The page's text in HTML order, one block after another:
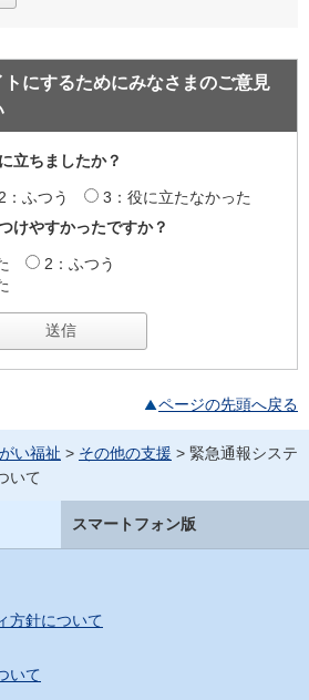
にするためにみなさまのご意見
立ちましたか？
2：ふつう
3：役に立たなかった
けやすかったですか？
2：ふつう
ページの先頭へ戻る
い福祉 > その他の支援 > 緊急通報システ
いて
スマートフォン版
方針について
いて